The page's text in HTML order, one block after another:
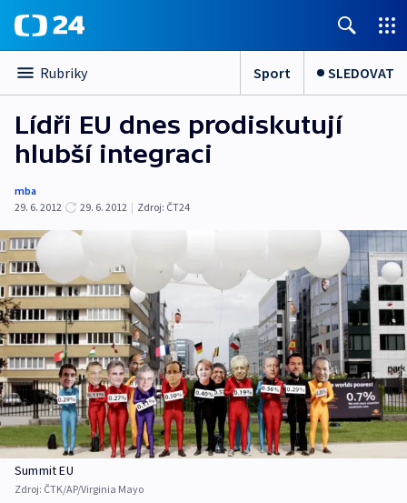
Rubriky Sport SLEDOVAT
Lídři EU dnes prodiskutují
hlubší integraci
mba
29. 6. 2012
29. 6. 2012 | Zdroj: ČT24
Summit EU
Zdroj: ČTK/AP/Virginia Mayo